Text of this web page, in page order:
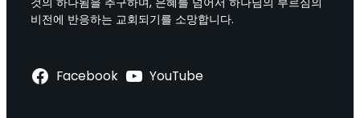
비전에 반응하는 교회되기를 소망합니다.
Facebook YouTube